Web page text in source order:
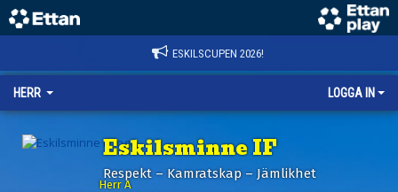
ESKILSCUPEN 2026!
HERR LOGGA IN
Eskilsminne IF
Respekt – Kamratskap – Jämlikhet
Herr A